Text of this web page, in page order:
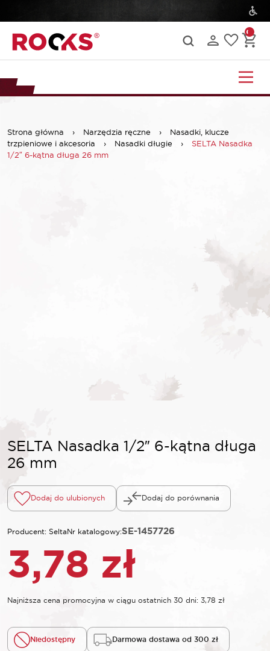
Strona główna › Narzędzia ręczne ›
Nasadki, klucze
trzpieniowe i akcesoria
› Nasadki długie ›
SELTA Nasadka
1/2″ 6-kątna długa 26 mm
SELTA Nasadka 1/2″ 6-kątna długa
26 mm
Dodaj do ulubionych Dodaj do porównania
Producent: SeltaNr katalogowy:SE-1457726
3,78 zł
Najniższa cena promocyjna w ciągu ostatnich 30 dni: 3,78 zł
Niedostępny Darmowa dostawa od 300 zł